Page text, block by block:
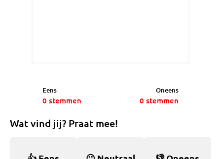
Eens
0 stemmen
Oneens
0 stemmen
Wat vind jij? Praat mee!